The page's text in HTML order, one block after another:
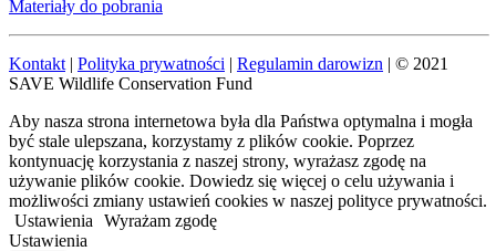
Materiały do pobrania
Kontakt | Polityka prywatności | Regulamin darowizn | © 2021
SAVE Wildlife Conservation Fund
Aby nasza strona internetowa była dla Państwa optymalna i mogła
być stale ulepszana, korzystamy z plików cookie. Poprzez
kontynuację korzystania z naszej strony, wyrażasz zgodę na
używanie plików cookie. Dowiedz się więcej o celu używania i
możliwości zmiany ustawień cookies w naszej polityce prywatności.
Ustawienia
Wyrażam zgodę
Ustawienia